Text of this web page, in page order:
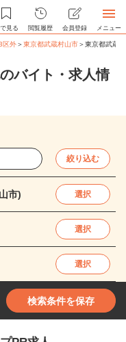
見る 閲覧履歴 会員登録 メニュー
区外＞東京都武蔵村山市＞東京都武蔵
バイト・求人情
絞り込む
市) 選択
選択
選択
検索条件を保存